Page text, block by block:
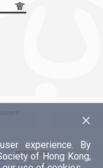
×
experience. By
of Hong Kong,